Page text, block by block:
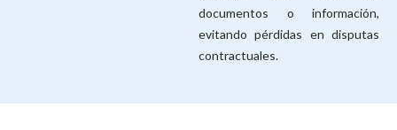
documentos o información,
evitando pérdidas en disputas
contractuales.